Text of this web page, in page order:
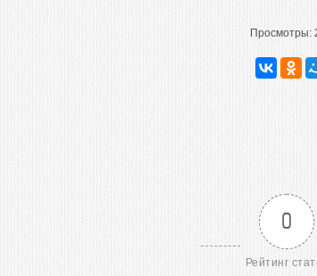
Просмотры:
0
Рейтинг